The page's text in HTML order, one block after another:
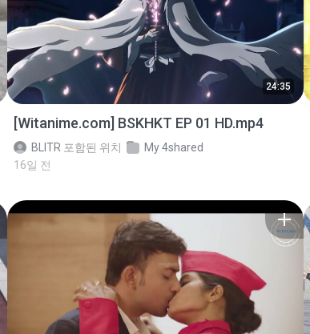
24:35
[Witanime.com] BSKHKT EP 01 HD.mp4
BLITR 포함된 위치
My 4shared
16일 전